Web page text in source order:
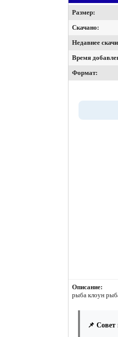
Размер:
Скачано:
Недавнее
Время
Формат:
Описание:
рыба клоун
📌